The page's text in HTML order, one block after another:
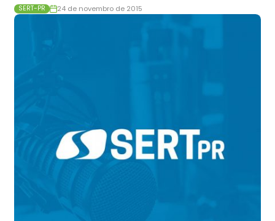
SERT-PR 24 de novembro de 2015